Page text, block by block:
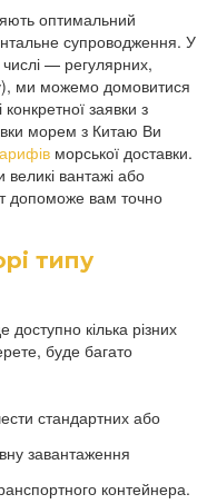
оптимальний
супроводження. У
— регулярних,
ми можемо домовитися
заявки з
морем з Китаю Ви
морської доставки.
великі вантажі або
допоможе вам точно
типу
кілька різних
буде багато
стандартних або
завантаження
контейнера.